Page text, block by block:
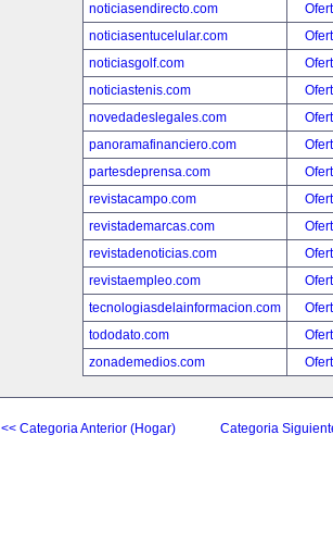
noticiasendirecto.com
noticiasentucelular.com
noticiasgolf.com
noticiastenis.com
novedadeslegales.com
panoramafinanciero.com
partesdeprensa.com
revistacampo.com
revistademarcas.com
revistadenoticias.com
revistaempleo.com
tecnologiasdelainformacion.com
tododato.com
zonademedios.com
<< Categoria Anterior (Hogar) Categoria